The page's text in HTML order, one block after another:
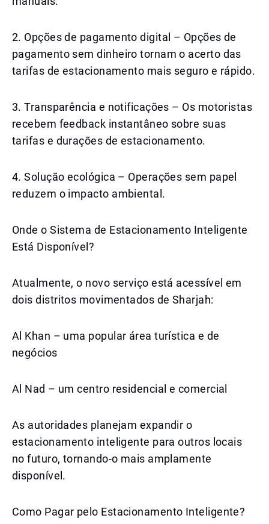
2. Opções de pagamento digital – Opções de
pagamento sem dinheiro tornam o acerto das
tarifas de estacionamento mais seguro e rápido.
3. Transparência e notificações – Os motoristas
recebem feedback instantâneo sobre suas
tarifas e durações de estacionamento.
4. Solução ecológica – Operações sem papel
reduzem o impacto ambiental.
Onde o Sistema de Estacionamento Inteligente
Está Disponível?
Atualmente, o novo serviço está acessível em
dois distritos movimentados de Sharjah:
Al Khan – uma popular área turística e de
negócios
Al Nad – um centro residencial e comercial
As autoridades planejam expandir o
estacionamento inteligente para outros locais
no futuro, tornando-o mais amplamente
disponível.
Como Pagar pelo Estacionamento Inteligente?